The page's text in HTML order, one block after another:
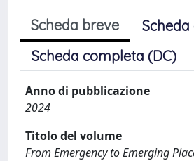
Scheda breve
Scheda completa (DC)
Anno di pubblicazione
2024
Titolo del volume
From Emergency to Emerging